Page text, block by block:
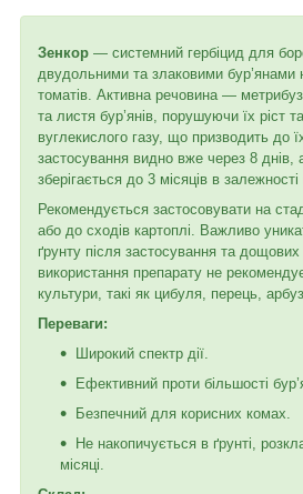
Зенкор — системний гербіцид для
двудольними та злаковими бур’янами
томатів. Активна речовина —
та листя бур’янів, порушуючи їх ріст
вуглекислого газу, що призводить до
застосування видно вже через 8 днів,
зберігається до 3 місяців в
Рекомендується застосовувати на
або до сходів картоплі. Важливо
ґрунту після застосування та
використання препарату не
культури, такі як цибуля, перець,
Переваги:
Широкий спектр дії.
Ефективний проти більшості
Безпечний для корисних комах.
Не накопичується в ґрунті,
місяці.